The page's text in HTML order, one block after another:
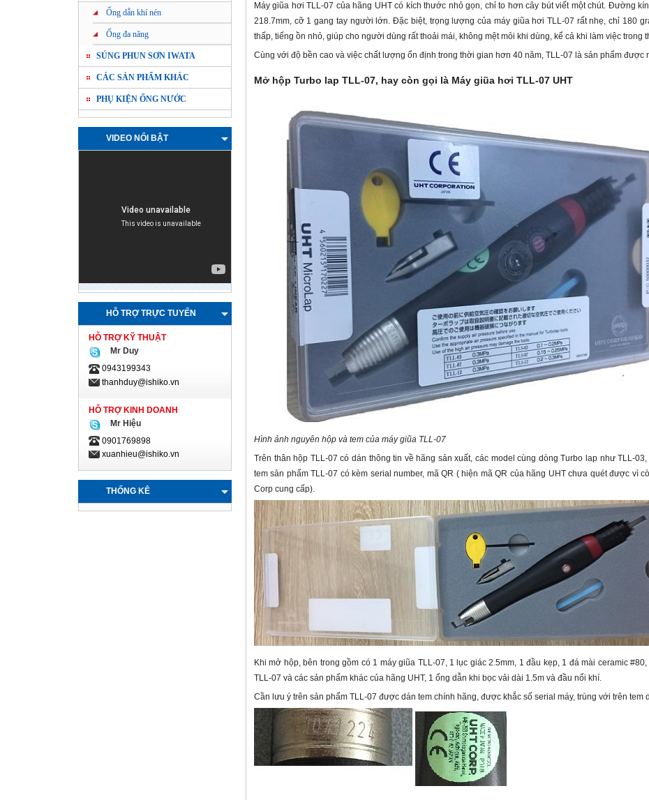
Ống dẫn khí nén
Ống đa năng
SÚNG PHUN SƠN IWATA
CÁC SẢN PHẨM KHÁC
PHỤ KIỆN ỐNG NƯỚC
VIDEO NỔI BẬT
HỖ TRỢ TRỰC TUYẾN
HỖ TRỢ KỸ THUẬT
Mr Duy
0943199343
thanhduy@ishiko.vn
HỖ TRỢ KINH DOANH
Mr Hiệu
0901769898
xuanhieu@ishiko.vn
THỐNG KÊ
Máy giũa hơi TLL-07 của hãng UHT có kích thước nhỏ gọn, chỉ to hơn cây bút viết một chút. Đường
218.7mm, cỡ 1 gang tay người lớn. Đặc biệt, trọng lượng của máy giũa hơi TLL-07 rất nhẹ, chỉ 180
thấp, tiếng ồn nhỏ, giúp cho người dùng rất thoải mái, không mệt mỏi khi dùng, kể cả khi làm việc trong
Cùng với độ bền cao và việc chất lượng ổn định trong thời gian hơn 40 năm, TLL-07 là sản phẩm
Mở hộp Turbo lap TLL-07, hay còn gọi là Máy giũa hơi TLL-07 UHT
Hình ảnh nguyên hộp và tem của máy giũa TLL-07
Trên thân hộp TLL-07 có dán thông tin về hãng sản xuất, các model cùng dòng Turbo lap như TLL-
tem sản phẩm TLL-07 có kèm serial number, mã QR ( hiện mã QR của hãng UHT chưa quét được vì
Corp cung cấp).
Khi mở hộp, bên trong gồm có 1 máy giũa TLL-07, 1 lục giác 2.5mm, 1 đầu kẹp, 1 đá mài ceramic
TLL-07 và các sản phẩm khác của hãng UHT, 1 ống dẫn khi bọc vải dài 1.5m và đầu nối khí.
Cần lưu ý trên sản phẩm TLL-07 được dán tem chính hãng, được khắc số serial máy, trùng với trên tem